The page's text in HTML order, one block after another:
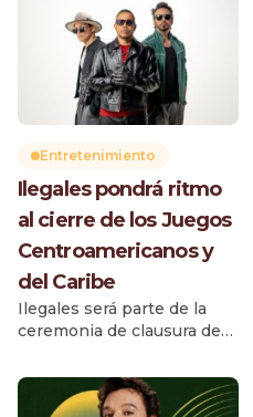
Entretenimiento
Ilegales pondrá ritmo
al cierre de los Juegos
Centroamericanos y
del Caribe
Ilegales será parte de la
ceremonia de clausura de
Centroamericanos y del
Caribe Santo Domingo